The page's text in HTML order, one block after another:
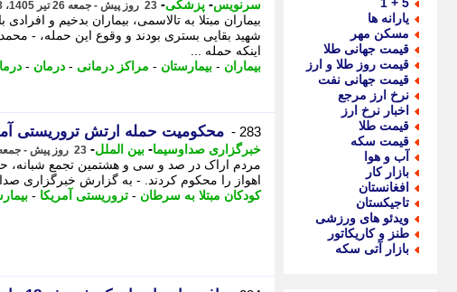
یارانه ها
مسکن مهر
قیمت جهانی طلا
قیمت روز طلا و ارز
قیمت جهانی نفت
نرخ ارز مرجع
اخبار نرخ ارز
قیمت طلا
قیمت سکه
آب و هوا
بازار کار
افغانستان
تاجیکستان
ویدئو های ورزشی
طنز و کاریکاتور
بازار آتی سکه
سرنویس- پزشکی- 23 روز پیش - جمعه 26 تیر 1405، 14:18
بیماران مبتلا به تالاسمی، بیماران بدخیم و
شهید بقایی بستری بودند و وقوع این حمله، -
اینکه حمله ...
بیماران - بیمارستان - مراکز درمانی - درمان -
283 - محکومیت حمله ارتش تروریستی
خبرگزاری صداوسیما- بین الملل- 23 روز پیش - جمعه 26 تیر 1405، 14:15
مردم اراک در صد و سی و هشتمین تجمع شبانه،
اهواز را محکوم کردند. - به گزارش خبرگزاری
کودکان مبتلا به سرطان - تروریستی آمریکا -